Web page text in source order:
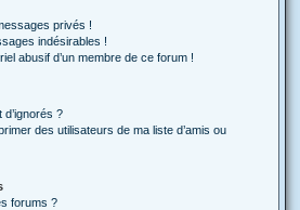
privés !
indésirables !
abusif d’un membre de ce forum !
d’ignorés ?
des utilisateurs de ma liste d’amis ou
forums ?